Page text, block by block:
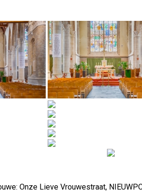
Onze Lieve Vrouwestraat,